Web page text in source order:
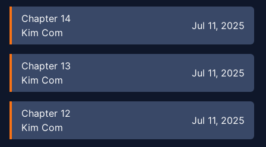
Chapter 14
Kim Com
Jul 11, 2025
Chapter 13
Kim Com
Jul 11, 2025
Chapter 12
Kim Com
Jul 11, 2025